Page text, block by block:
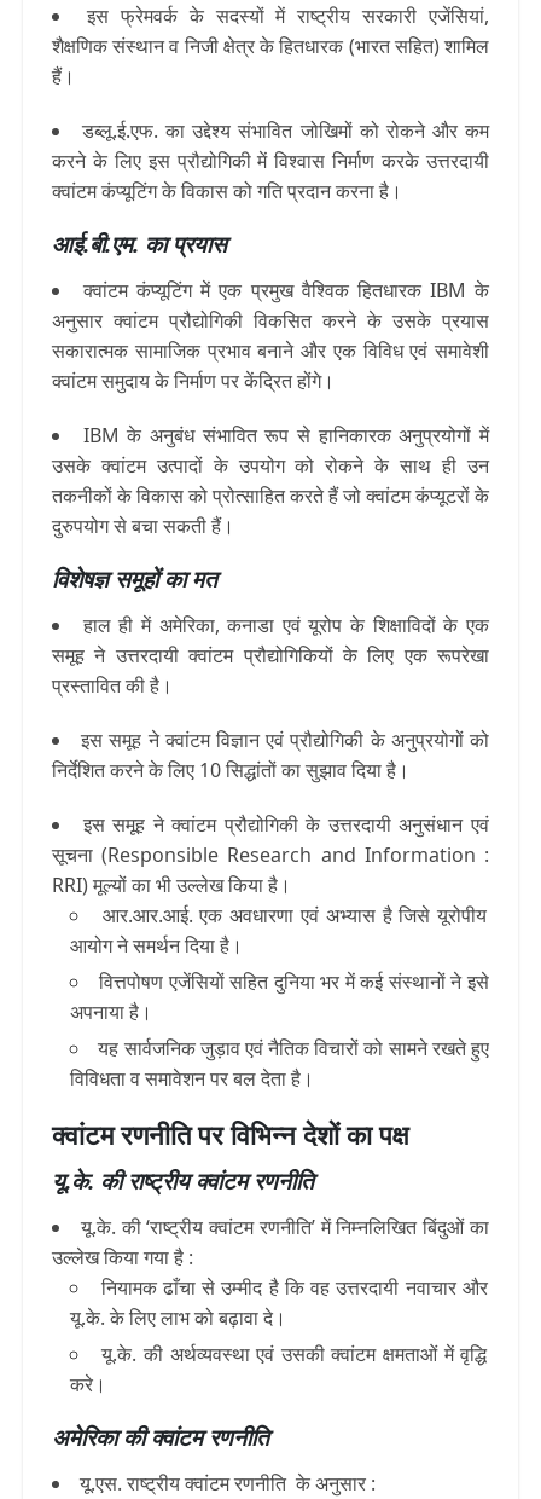
इस फ्रेमवर्क के सदस्यों में राष्ट्रीय सरकारी एजेंसियां,
शैक्षणिक संस्थान व निजी क्षेत्र के हितधारक (भारत सहित) शामिल
हैं।
डब्लू.ई.एफ. का उद्देश्य संभावित जोखिमों को रोकने और कम
करने के लिए इस प्रौद्योगिकी में विश्वास निर्माण करके उत्तरदायी
क्वांटम कंप्यूटिंग के विकास को गति प्रदान करना है।
आई.बी.एम. का प्रयास
क्वांटम कंप्यूटिंग में एक प्रमुख वैश्विक हितधारक IBM के
अनुसार क्वांटम प्रौद्योगिकी विकसित करने के उसके प्रयास
सकारात्मक सामाजिक प्रभाव बनाने और एक विविध एवं समावेशी
क्वांटम समुदाय के निर्माण पर केंद्रित होंगे।
IBM के अनुबंध संभावित रूप से हानिकारक अनुप्रयोगों में
उसके क्वांटम उत्पादों के उपयोग को रोकने के साथ ही उन
तकनीकों के विकास को प्रोत्साहित करते हैं जो क्वांटम कंप्यूटरों के
दुरुपयोग से बचा सकती हैं।
विशेषज्ञ समूहों का मत
हाल ही में अमेरिका, कनाडा एवं यूरोप के शिक्षाविदों के एक
समूह ने उत्तरदायी क्वांटम प्रौद्योगिकियों के लिए एक रूपरेखा
प्रस्तावित की है।
इस समूह ने क्वांटम विज्ञान एवं प्रौद्योगिकी के अनुप्रयोगों को
निर्देशित करने के लिए 10 सिद्धांतों का सुझाव दिया है।
इस समूह ने क्वांटम प्रौद्योगिकी के उत्तरदायी अनुसंधान एवं
सूचना (Responsible Research and Information :
RRI) मूल्यों का भी उल्लेख किया है।
आर.आर.आई. एक अवधारणा एवं अभ्यास है जिसे यूरोपीय
आयोग ने समर्थन दिया है।
वित्तपोषण एजेंसियों सहित दुनिया भर में कई संस्थानों ने इसे
अपनाया है।
यह सार्वजनिक जुड़ाव एवं नैतिक विचारों को सामने रखते हुए
विविधता व समावेशन पर बल देता है।
क्वांटम रणनीति पर विभिन्न देशों का पक्ष
यू.के. की राष्ट्रीय क्वांटम रणनीति
यू.के. की ‘राष्ट्रीय क्वांटम रणनीति’ में निम्नलिखित बिंदुओं का
उल्लेख किया गया है :
नियामक ढाँचा से उम्मीद है कि वह उत्तरदायी नवाचार और
यू.के. के लिए लाभ को बढ़ावा दे।
यू.के. की अर्थव्यवस्था एवं उसकी क्वांटम क्षमताओं में वृद्धि
करे।
अमेरिका की क्वांटम रणनीति
यू.एस. राष्ट्रीय क्वांटम रणनीति के अनुसार :